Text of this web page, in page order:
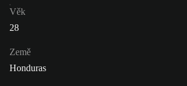
Věk
28
Země
Honduras